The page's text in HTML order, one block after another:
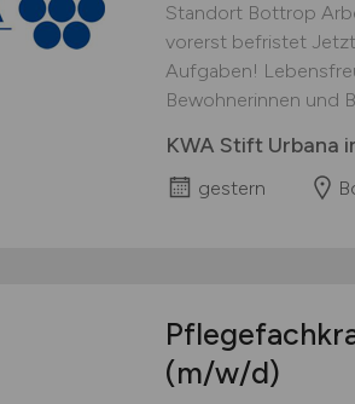
Standort Bottrop
vorerst befristet
Aufgaben!
Bewohnerinnen und
KWA Stift Urbana
gestern
(m/w/d)